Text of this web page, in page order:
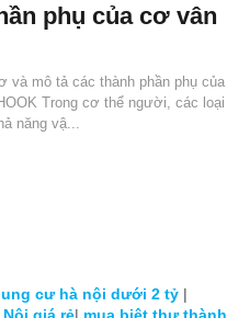
phụ của cơ vân
và mô tả các thành phần phụ của
Trong cơ thể người, các loại
năng vậ...
cư hà nội dưới 2 tỷ |
giá rẻ| mua biệt thự thành